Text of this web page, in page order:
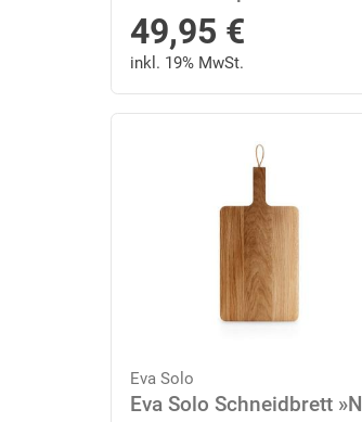
49,95 €
inkl. 19% MwSt.
Eva Solo